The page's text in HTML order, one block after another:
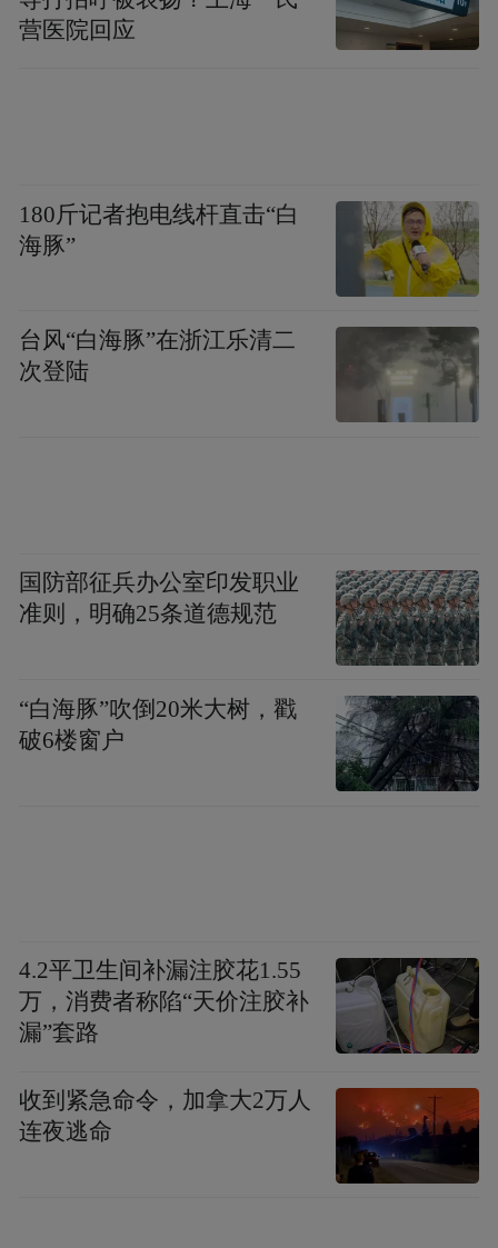
营医院回应
180斤记者抱电线杆直击“白
海豚”
台风“白海豚”在浙江乐清二
次登陆
国防部征兵办公室印发职业
准则，明确25条道德规范
“白海豚”吹倒20米大树，戳
破6楼窗户
4.2平卫生间补漏注胶花1.55
万，消费者称陷“天价注胶补
漏”套路
收到紧急命令，加拿大2万人
连夜逃命